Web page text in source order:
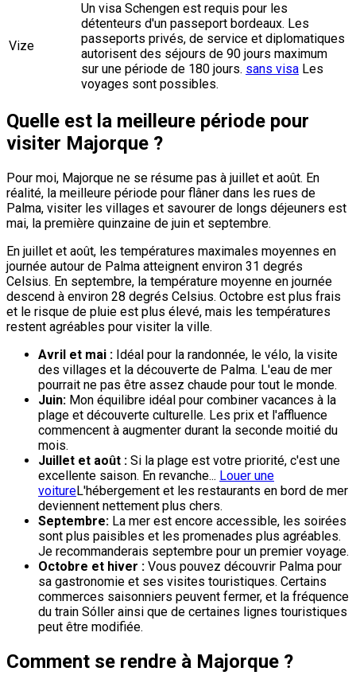
Vize
Un visa Schengen est requis pour les
détenteurs d'un passeport bordeaux. Les
passeports privés, de service et diplomatiques
autorisent des séjours de 90 jours maximum
sur une période de 180 jours. sans visa Les
voyages sont possibles.
Quelle est la meilleure période pour
visiter Majorque ?
Pour moi, Majorque ne se résume pas à juillet et août. En
réalité, la meilleure période pour flâner dans les rues de
Palma, visiter les villages et savourer de longs déjeuners est
mai, la première quinzaine de juin et septembre.
En juillet et août, les températures maximales moyennes en
journée autour de Palma atteignent environ 31 degrés
Celsius. En septembre, la température moyenne en journée
descend à environ 28 degrés Celsius. Octobre est plus frais
et le risque de pluie est plus élevé, mais les températures
restent agréables pour visiter la ville.
Avril et mai : Idéal pour la randonnée, le vélo, la visite
des villages et la découverte de Palma. L'eau de mer
pourrait ne pas être assez chaude pour tout le monde.
Juin: Mon équilibre idéal pour combiner vacances à la
plage et découverte culturelle. Les prix et l'affluence
commencent à augmenter durant la seconde moitié du
mois.
Juillet et août : Si la plage est votre priorité, c'est une
excellente saison. En revanche... Louer une
voitureL'hébergement et les restaurants en bord de mer
deviennent nettement plus chers.
Septembre: La mer est encore accessible, les soirées
sont plus paisibles et les promenades plus agréables.
Je recommanderais septembre pour un premier voyage.
Octobre et hiver : Vous pouvez découvrir Palma pour
sa gastronomie et ses visites touristiques. Certains
commerces saisonniers peuvent fermer, et la fréquence
du train Sóller ainsi que de certaines lignes touristiques
peut être modifiée.
Comment se rendre à Majorque ?